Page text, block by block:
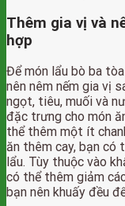
Thêm gia vị và
hợp
Để món lẩu bò ba
nên nêm nếm gia vị
ngọt, tiêu, muối và
đặc trưng cho món
thể thêm một ít
ăn thêm cay, bạn
lẩu. Tùy thuộc vào
có thể thêm giảm
bạn nên khuấy đều